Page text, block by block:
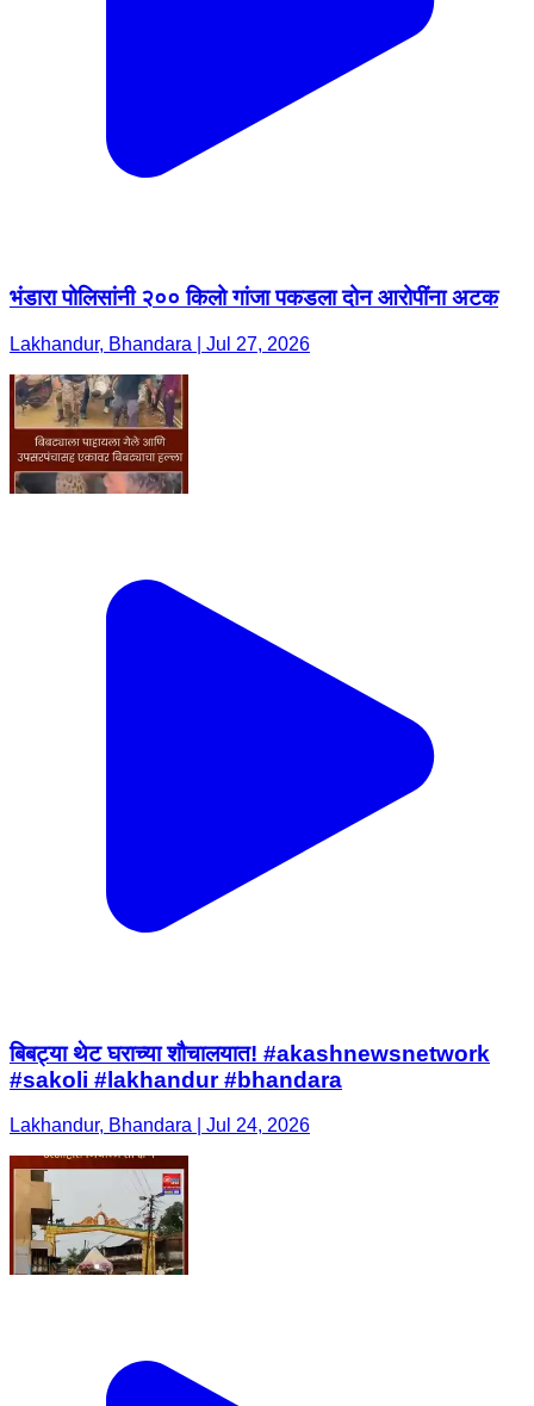
भंडारा पोलिसांनी २०० किलो गांजा पकडला दोन आरोपींना अटक
Lakhandur, Bhandara | Jul 27, 2026
बिबट्या थेट घराच्या शौचालयात! #akashnewsnetwork
#sakoli #lakhandur #bhandara
Lakhandur, Bhandara | Jul 24, 2026